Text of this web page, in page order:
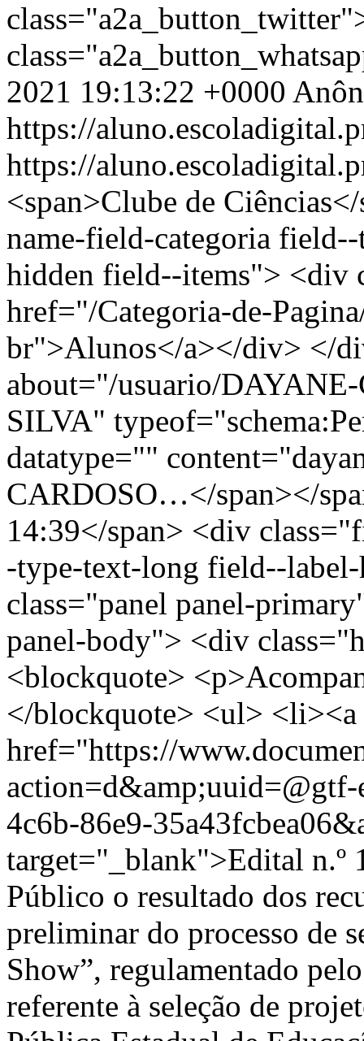
2021 19:13:22 +0000
https://
https://
<span>Clube de Ciências</span> <div class="field field--name-field-categoria field--type-entity-reference field--label-hidden field--items"> <div class="field--item"><a href="/Categoria-de-Pagina/Alunos" hreflang="pt-br">Alunos</a></div> </div> <span><span lang="" about="/usuario/DAYANE-CARDOSO-MENDES-DA-SILVA" typeof="schema:Person" property="schema:name" datatype="" content="dayanecardoso">DAYANE CARDOSO…</span></span> <span>qua, 10/11/2021 - 14:39</span> <div class="field field--name-field-texto field--type-text-long field--label-hidden field--item"><div class="panel panel-primary"> <div class="box-content panel-body"> <div class="hover-sombra"> </div> <p> </p> <blockquote> <p>Acompanhe as fases do processo:</p> </blockquote> <ul> <li><a href="https://www.documentador.pr.gov.br/documentador/pub.do?action=d&amp;uuid=@gtf-escriba-seed@1f2df48f-db04-4c6b-86e9-35a43fcbea06&amp;emPg=true" target="_blank">Edital n.º 133/2025 - GS/Seed</a> - Tornar Público o resultado dos recursos contra o resultado preliminar do processo de seleção interno “Meu Clube é Show”, regulamentado pelo Edital n.º 112/2025 – GS/SEED, referente à seleção de projetos dos clubes de ciência da Rede Pública Estadual de Educação do Paraná, conforme Anexo I deste Edital.</li> <li><a href="https://www.documentador.pr.gov.br/documentador/pub.do?action=d&amp;uuid=@gtf-escriba-seed@326b92b0-b24f-42dd-972c-430eb3344943&amp;emPg=true" target="_blank">Edital n.º 124/2025 - GS/Seed</a> - Tornar público o resultado final das inscrições homologadas para o processo de seleção interno “Meu Clube é Show”, regulamentado pelo Edital n.º 112/2025 – GS/Seed, referente à seleção de projetos dos clubes de ciência da rede pública estadual de educação do Paraná, conforme Anexo deste Edital.</li> <li><a href="https://www.documentador.pr.gov.br/documentador/pub.do?action=d&amp;uuid=@gtf-escriba-seed@e22c5a8a-08b0-437b-bc91-0550b8a9a7a5&amp;emPg=true" target="_blank">Edital n.º 123/2025 - GS/Seed</a> - Tornar público o resultado preliminar da Seleção dos Trabalhos para o processo de seleção interno “Meu Clube é Show”. Do resultado divulgado neste Edital cabe a interposição de recurso, no prazo previsto no subitem 6.1 do Edital n.º 112/2025 - GS/Seed.</li> <li><a href="https://www.documentador.pr.gov.br/documentador/pub.do?action=d&amp;uuid=@gtf-escriba-seed@1a6f1c8e-df0e-4501-9613-a0b8f41604c1&amp;emPg=true" target="_blank">Edital n.º 120/2025 - GS/Seed</a> - Tornar público o resultado preliminar com a lista de inscrições homologadas para o processo de seleção interno “Meu Clube é Show”. O período para interposição de recurso contra o resultado preliminar de homologação das inscrições é de 28 a 29 de outubro de 2025.</li> <li>Edital n.º 112/2025 - GS/Seed - <a href="https://www.documentador.pr.gov.br/documentador/pub.do?action=d&amp;uuid=@gtf-escriba-seed@f3d57d59-9dac-40b8-9422-fb8aefeb2d46&amp;emPg=true" target="_blank"><strong>Retificar </strong>o subitem “6.1” do item “6” do Cronograma”</a>.</li> <li><a href="https://www.documentador.pr.gov.br/documentador/pub.do?action=d&amp;uuid=@gtf-escriba-seed@cd4b2fdf-d7c1-4c27-ba26-ac86c5e647ab&amp;emPg=true" target="_blank">Edital n.º 112/2025 - GS/Seed</a> - Tornar público o presente Edital, que regulamenta o processo de seleção interno “Meu Clube é Show”, para a submissão de projetos dos clubes de ciência da rede pública estadual de educação do Paraná.</li> </ul> </div> </div> <p> </p> <p> </p> <div class="btgrid"> <div class="row row-1"> <div class="col col-md-6"> <div class="content"> <p> </p> <p> </p> <blockquote> <p>Assista ao vídeo e perceba como o <strong>Clube de Ciências</strong> tem contribuído para conscientizar a sociedade de que a ciência e a igualdade de gênero precisam estar juntas.</p> </blockquote> <p> </p> </div> </div> <div class="col col-md-2 col-md-offset-2"> <div class="content"> <p class="text-align-center"><iframe allowfullscreen="" frameborder="0" height="300" src="https://www.youtube.com/embed/2QANNIJU_zQ?si=s0obgHaBvPsIXiLG" width="169"></iframe></p> </div> </div> </div> </div> <p class="text-align-center"> </p> <p class="alert-box-celepar bg-cinza-azul-escuro text-align-center"><strong><span data-font-size="150%" style="font-size:150%">FICOU INTERESSADO(A)? SAIBA MAIS SOBRE O CLUBE DE CIÊNCIAS NO PARANÁ</span></strong></p> <p> </p> <div class="btgrid"> <div class="row row-1"> <div class="col col-md-3"> <div class="content"> </div> </div> <div class="col col-md-8">